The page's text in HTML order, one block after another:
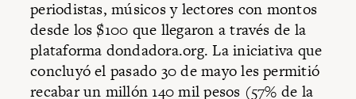
periodistas, músicos y lectores con montos
desde los $100 que llegaron a través de la
plataforma dondadora.org. La iniciativa que
concluyó el pasado 30 de mayo les permitió
recabar un millón 140 mil pesos (57% de la